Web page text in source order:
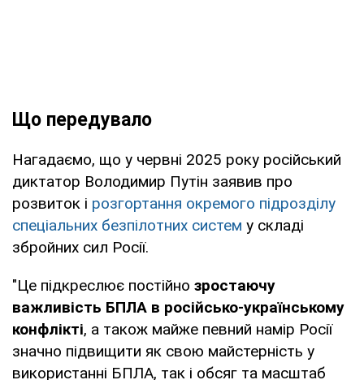
Що передувало
Нагадаємо, що у червні 2025 року російський
диктатор Володимир Путін заявив про
розвиток і розгортання окремого підрозділу
спеціальних безпілотних систем у складі
збройних сил Росії.
"Це підкреслює постійно зростаючу
важливість БПЛА в російсько-українському
конфлікті, а також майже певний намір Росії
значно підвищити як свою майстерність у
використанні БПЛА, так і обсяг та масштаб